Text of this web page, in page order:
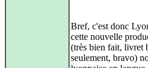
Bref, c'est donc
cette nouvelle
(très bien fait, livret
seulement, bravo)